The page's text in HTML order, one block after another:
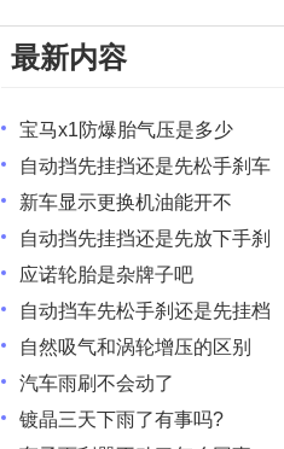
最新内容
宝马x1防爆胎气压是多少
自动挡先挂挡还是先松手刹车
新车显示更换机油能开不
自动挡先挂挡还是先放下手刹
应诺轮胎是杂牌子吧
自动挡车先松手刹还是先挂档
自然吸气和涡轮增压的区别
汽车雨刷不会动了
镀晶三天下雨了有事吗?